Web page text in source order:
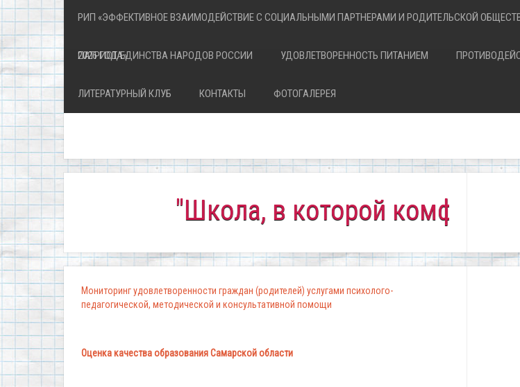
РИП «ЭФФЕКТИВНОЕ ВЗАИМОДЕЙСТВИЕ С СОЦИАЛЬНЫМИ ПАРТНЕРАМИ И РОДИТЕЛЬСКОЙ
ПАТРИОТА»
2026 ГОД ЕДИНСТВА НАРОДОВ РОССИИ УДОВЛЕТВОРЕННОСТЬ ПИТАНИЕМ
ЛИТЕРАТУРНЫЙ КЛУБ КОНТАКТЫ ФОТОГАЛЕРЕЯ
"Школа, в которой комфортно всем!"
Мониторинг удовлетворенности граждан (родителей) услугами психолого-
педагогической, методической и консультативной помощи
Оценка качества образования Самарской области